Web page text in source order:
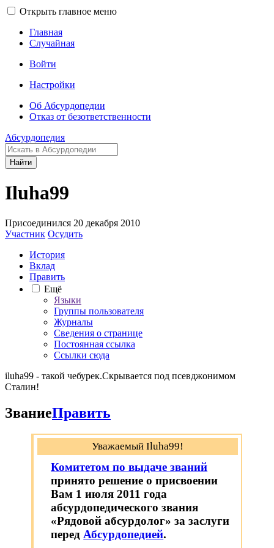
Открыть главное меню
Главная
Случайная
Войти
Настройки
Об Абсурдопедии
Отказ от безответственности
Абсурдопедия
Найти
Iluha99
Присоединился 20 декабря 2010
Участник Осудить
История
Вклад
Править
Ещё
Языки
Группы пользователя
Журналы
Сведения о странице
Постоянная ссылка
Ссылки сюда
iluha99 - такой чебурек.Скрывается под псевджонимом
Сталин!
ЗваниеПравить
Уважаемый Iluha99!
Комитетом по выдаче званий
принято решение о присвоении
Вам 1 июля 2011 года
абсурдопедического звания
«Рядовой абсурдолог» за заслуги
перед Абсурдопедией.